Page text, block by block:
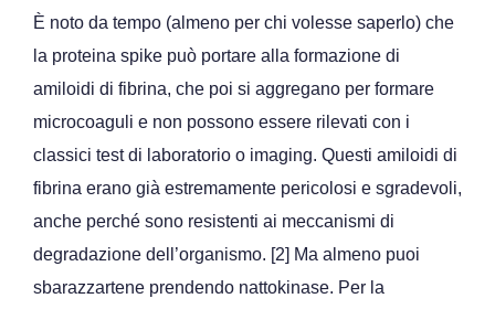
È noto da tempo (almeno per chi volesse saperlo) che
la proteina spike può portare alla formazione di
amiloidi di fibrina, che poi si aggregano per formare
microcoaguli e non possono essere rilevati con i
classici test di laboratorio o imaging. Questi amiloidi di
fibrina erano già estremamente pericolosi e sgradevoli,
anche perché sono resistenti ai meccanismi di
degradazione dell’organismo. [2] Ma almeno puoi
sbarazzartene prendendo nattokinase. Per la